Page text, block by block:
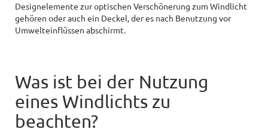
Designelemente zur optischen Verschönerung zum Windlicht
gehören oder auch ein Deckel, der es nach Benutzung vor
Umwelteinflüssen abschirmt.
Was ist bei der Nutzung
eines Windlichts zu
beachten?